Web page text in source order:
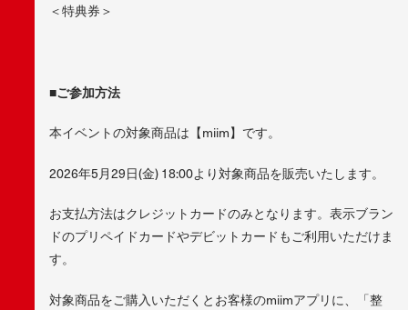
＜特典券＞
■ご参加方法
本イベントの対象商品は【miim】です。
2026年5月29日(金) 18:00より対象商品を販売いたします。
お支払方法はクレジットカードのみとなります。表示ブラン
ドのプリペイドカードやデビットカードもご利用いただけま
す。
対象商品をご購入いただくとお客様のmiimアプリに、「整